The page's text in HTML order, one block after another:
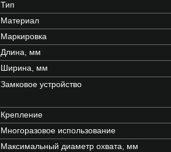
Тип
Материал
Маркировка
Длина, мм
Ширина, мм
Замковое устройство
Крепление
Многоразовое использование
Максимальный диаметр охвата, мм